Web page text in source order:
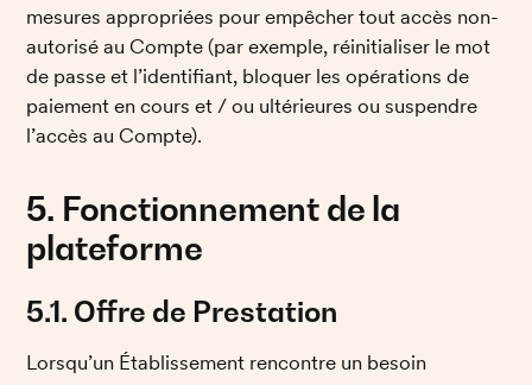
mesures appropriées pour empêcher tout accès non-
autorisé au Compte (par exemple, réinitialiser le mot
de passe et l’identifiant, bloquer les opérations de
paiement en cours et / ou ultérieures ou suspendre
l’accès au Compte).
5. Fonctionnement de la
plateforme
5.1. Offre de Prestation
Lorsqu’un Établissement rencontre un besoin